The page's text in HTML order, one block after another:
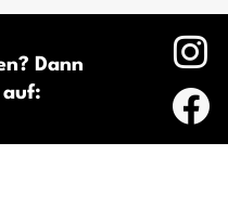
Dann
auf: